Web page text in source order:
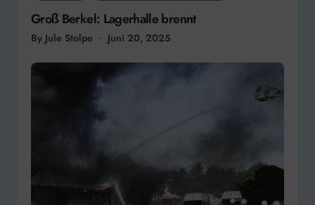
Groß Berkel: Lagerhalle brennt
By Jule Stolpe Juni 20, 2025